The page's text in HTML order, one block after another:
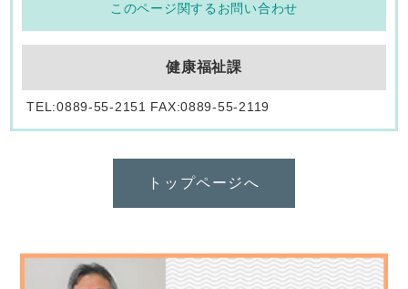
このページ関するお問い合わせ
健康福祉課
TEL:0889-55-2151 FAX:0889-55-2119
トップページへ